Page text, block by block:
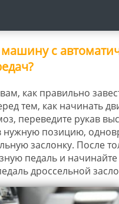
машину с
как правильно
тем, как начинать
переведите рукав
нужную позицию,
заслонку. После
педаль и
дроссельной